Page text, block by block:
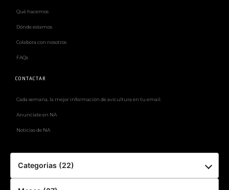
Qué hacemos
Dónde estamos
Colabora con nosotros
FAQs
CONTACTAR
Cada semana, la mejor información de avicultura en tu email.
Anunciate en NA
Noticias de NA
Categorias (22)